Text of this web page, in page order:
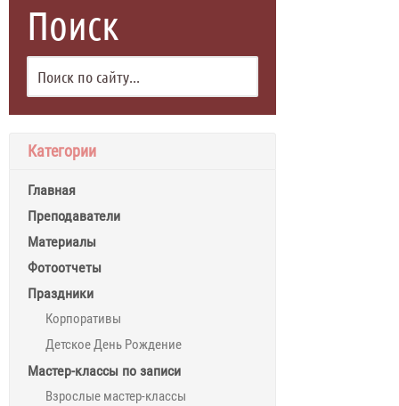
Поиск
Категории
Главная
Преподаватели
Материалы
Фотоотчеты
Праздники
Корпоративы
Детское День Рождение
Мастер-классы по записи
Взрослые мастер-классы